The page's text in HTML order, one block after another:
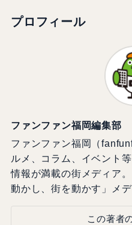
プロフィール
ファンファン福岡編集部
ファンファン福岡（
ルメ、コラム、イベント
情報が満載の街メディア
動かし、街を動かす」メ
この著者